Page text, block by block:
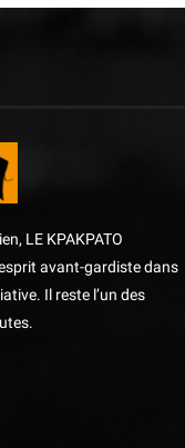
LE KPAKPATO
avant-gardiste dans
Il reste l’un des